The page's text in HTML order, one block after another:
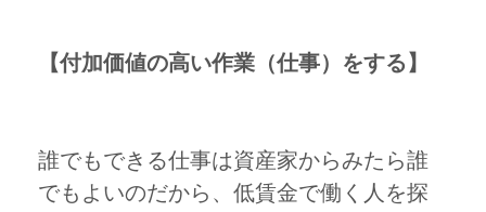
【付加価値の高い作業（仕事）をする】
誰でもできる仕事は資産家からみたら誰
でもよいのだから、低賃金で働く人を探